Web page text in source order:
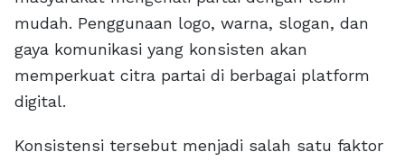
mudah. Penggunaan logo, warna, slogan, dan
gaya komunikasi yang konsisten akan
memperkuat citra partai di berbagai platform
digital.
Konsistensi tersebut menjadi salah satu faktor